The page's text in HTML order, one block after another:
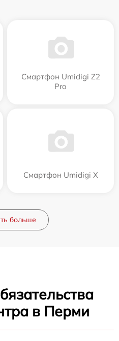
Смартфон Umidigi Z2
Pro
Смартфон Umidigi X
больше
в Перми